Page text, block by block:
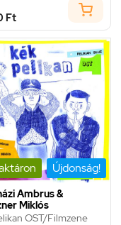
Ft
Újdonság!
Ambrus &
Miklós
OST/Filmzene